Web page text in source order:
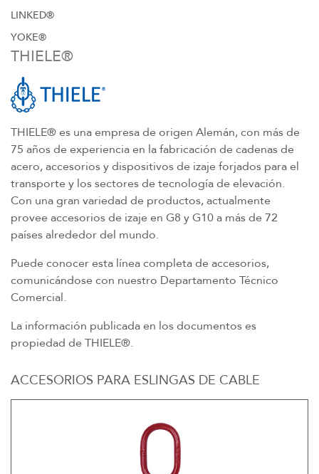
LINKED®
YOKE®
THIELE®
THIELE® es una empresa de origen Alemán, con más de
75 años de experiencia en la fabricación de cadenas de
acero, accesorios y dispositivos de izaje forjados para el
transporte y los sectores de tecnología de elevación.
Con una gran variedad de productos, actualmente
provee accesorios de izaje en G8 y G10 a más de 72
países alrededor del mundo.
Puede conocer esta línea completa de accesorios,
comunicándose con nuestro Departamento Técnico
Comercial.
La información publicada en los documentos es
propiedad de THIELE®.
ACCESORIOS PARA ESLINGAS DE CABLE